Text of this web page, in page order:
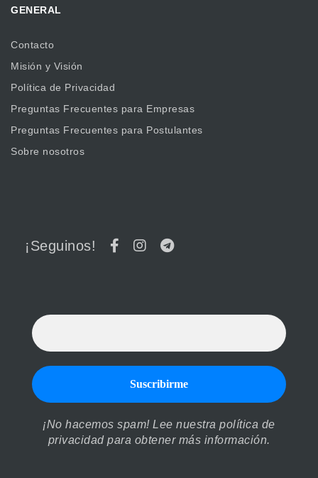
GENERAL
Contacto
Misión y Visión
Política de Privacidad
Preguntas Frecuentes para Empresas
Preguntas Frecuentes para Postulantes
Sobre nosotros
¡Seguinos!
¡No hacemos spam! Lee nuestrapolítica de
privacidadpara obtener más información.